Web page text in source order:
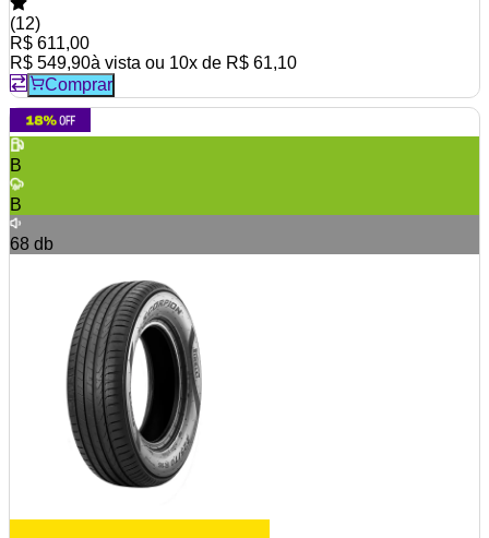
(12)
R$ 611,00
R$ 549,90à vista ou 10x de R$ 61,10
Comprar
B
B
68 db